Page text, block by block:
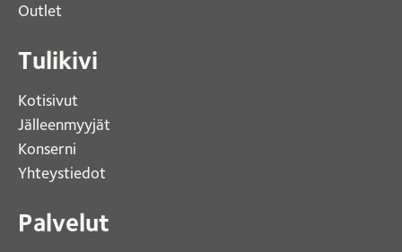
Outlet
Tulikivi
Kotisivut
Jälleenmyyjät
Konserni
Yhteystiedot
Palvelut